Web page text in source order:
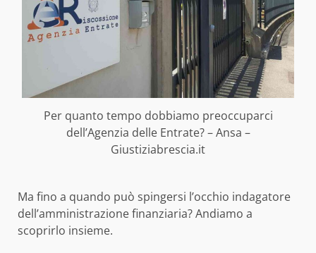
Per quanto tempo dobbiamo preoccuparci
dell’Agenzia delle Entrate? – Ansa –
Giustiziabrescia.it
Ma fino a quando può spingersi l’occhio indagatore
dell’amministrazione finanziaria? Andiamo a
scoprirlo insieme.